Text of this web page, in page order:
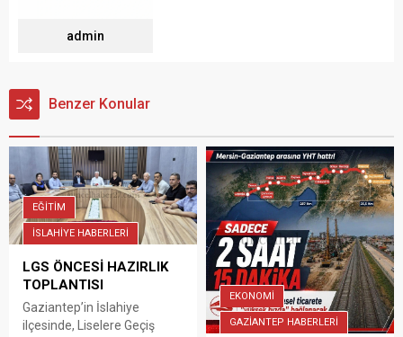
admin
Benzer Konular
EĞİTİM
İSLAHİYE HABERLERİ
LGS ÖNCESİ HAZIRLIK
TOPLANTISI
Gaziantep’in İslahiye
ilçesinde, Liselere Geçiş
EKONOMİ
GAZİANTEP HABERLERİ